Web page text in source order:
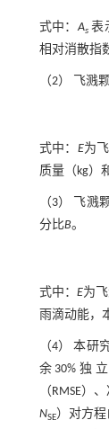
式中：As表
相对消散指
（2） 飞溅
式中： E为
质量（kg）
（3） 飞溅
分比B。
式中： E为飞
雨滴动能，
（4） 本研
余30%独
（RMSE）
NSE）对方